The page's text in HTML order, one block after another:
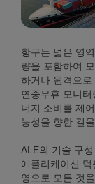
항구는 넓은 영
량을 포함하여
하거나 원격으
연중무휴 모니
너지 소비를 제
능성을 향한 길
ALE의 기술 구
애플리케이션
영으로 모든 것